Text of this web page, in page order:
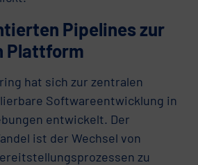
Pipelines zur
Plattform
hat sich zur zentralen
Softwareentwicklung in
entwickelt. Der
ist der Wechsel von
zu